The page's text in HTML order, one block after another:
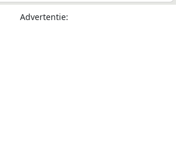
Advertentie: